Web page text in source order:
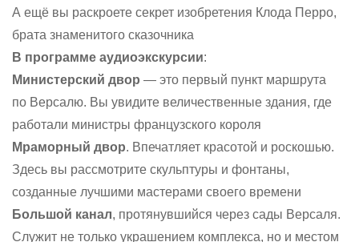
А ещё вы раскроете секрет изобретения Клода Перро,
брата знаменитого сказочника
В программе аудиоэкскурсии:
Министерский двор — это первый пункт маршрута
по Версалю. Вы увидите величественные здания, где
работали министры французского короля
Мраморный двор. Впечатляет красотой и роскошью.
Здесь вы рассмотрите скульптуры и фонтаны,
созданные лучшими мастерами своего времени
Большой канал, протянувшийся через сады Версаля.
Служит не только украшением комплекса, но и местом